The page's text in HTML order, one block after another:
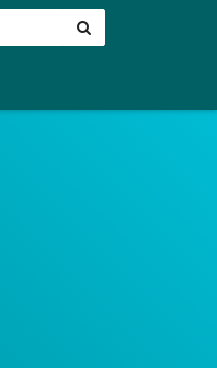
Rechercher